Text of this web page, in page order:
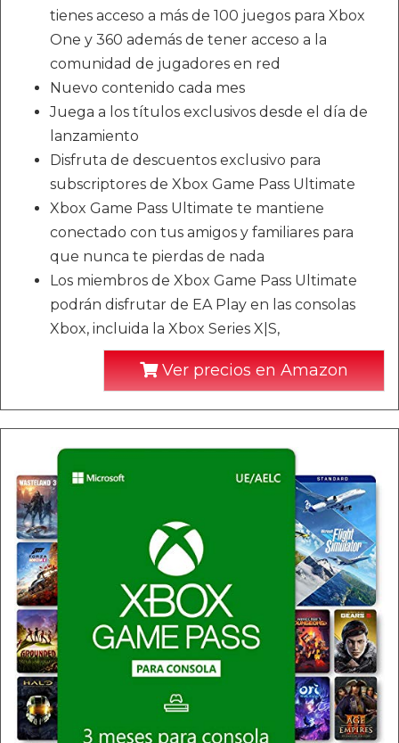
tienes acceso a más de 100 juegos para Xbox
One y 360 además de tener acceso a la
comunidad de jugadores en red
Nuevo contenido cada mes
Juega a los títulos exclusivos desde el día de
lanzamiento
Disfruta de descuentos exclusivo para
subscriptores de Xbox Game Pass Ultimate
Xbox Game Pass Ultimate te mantiene
conectado con tus amigos y familiares para
que nunca te pierdas de nada
Los miembros de Xbox Game Pass Ultimate
podrán disfrutar de EA Play en las consolas
Xbox, incluida la Xbox Series X|S,
Ver precios en Amazon